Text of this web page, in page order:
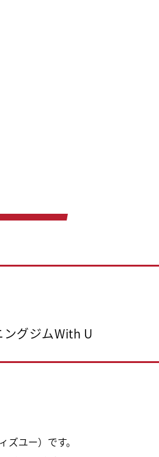
グジムWith U
ユー）です。